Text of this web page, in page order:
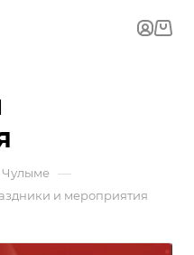
Чулыме —
и мероприятия